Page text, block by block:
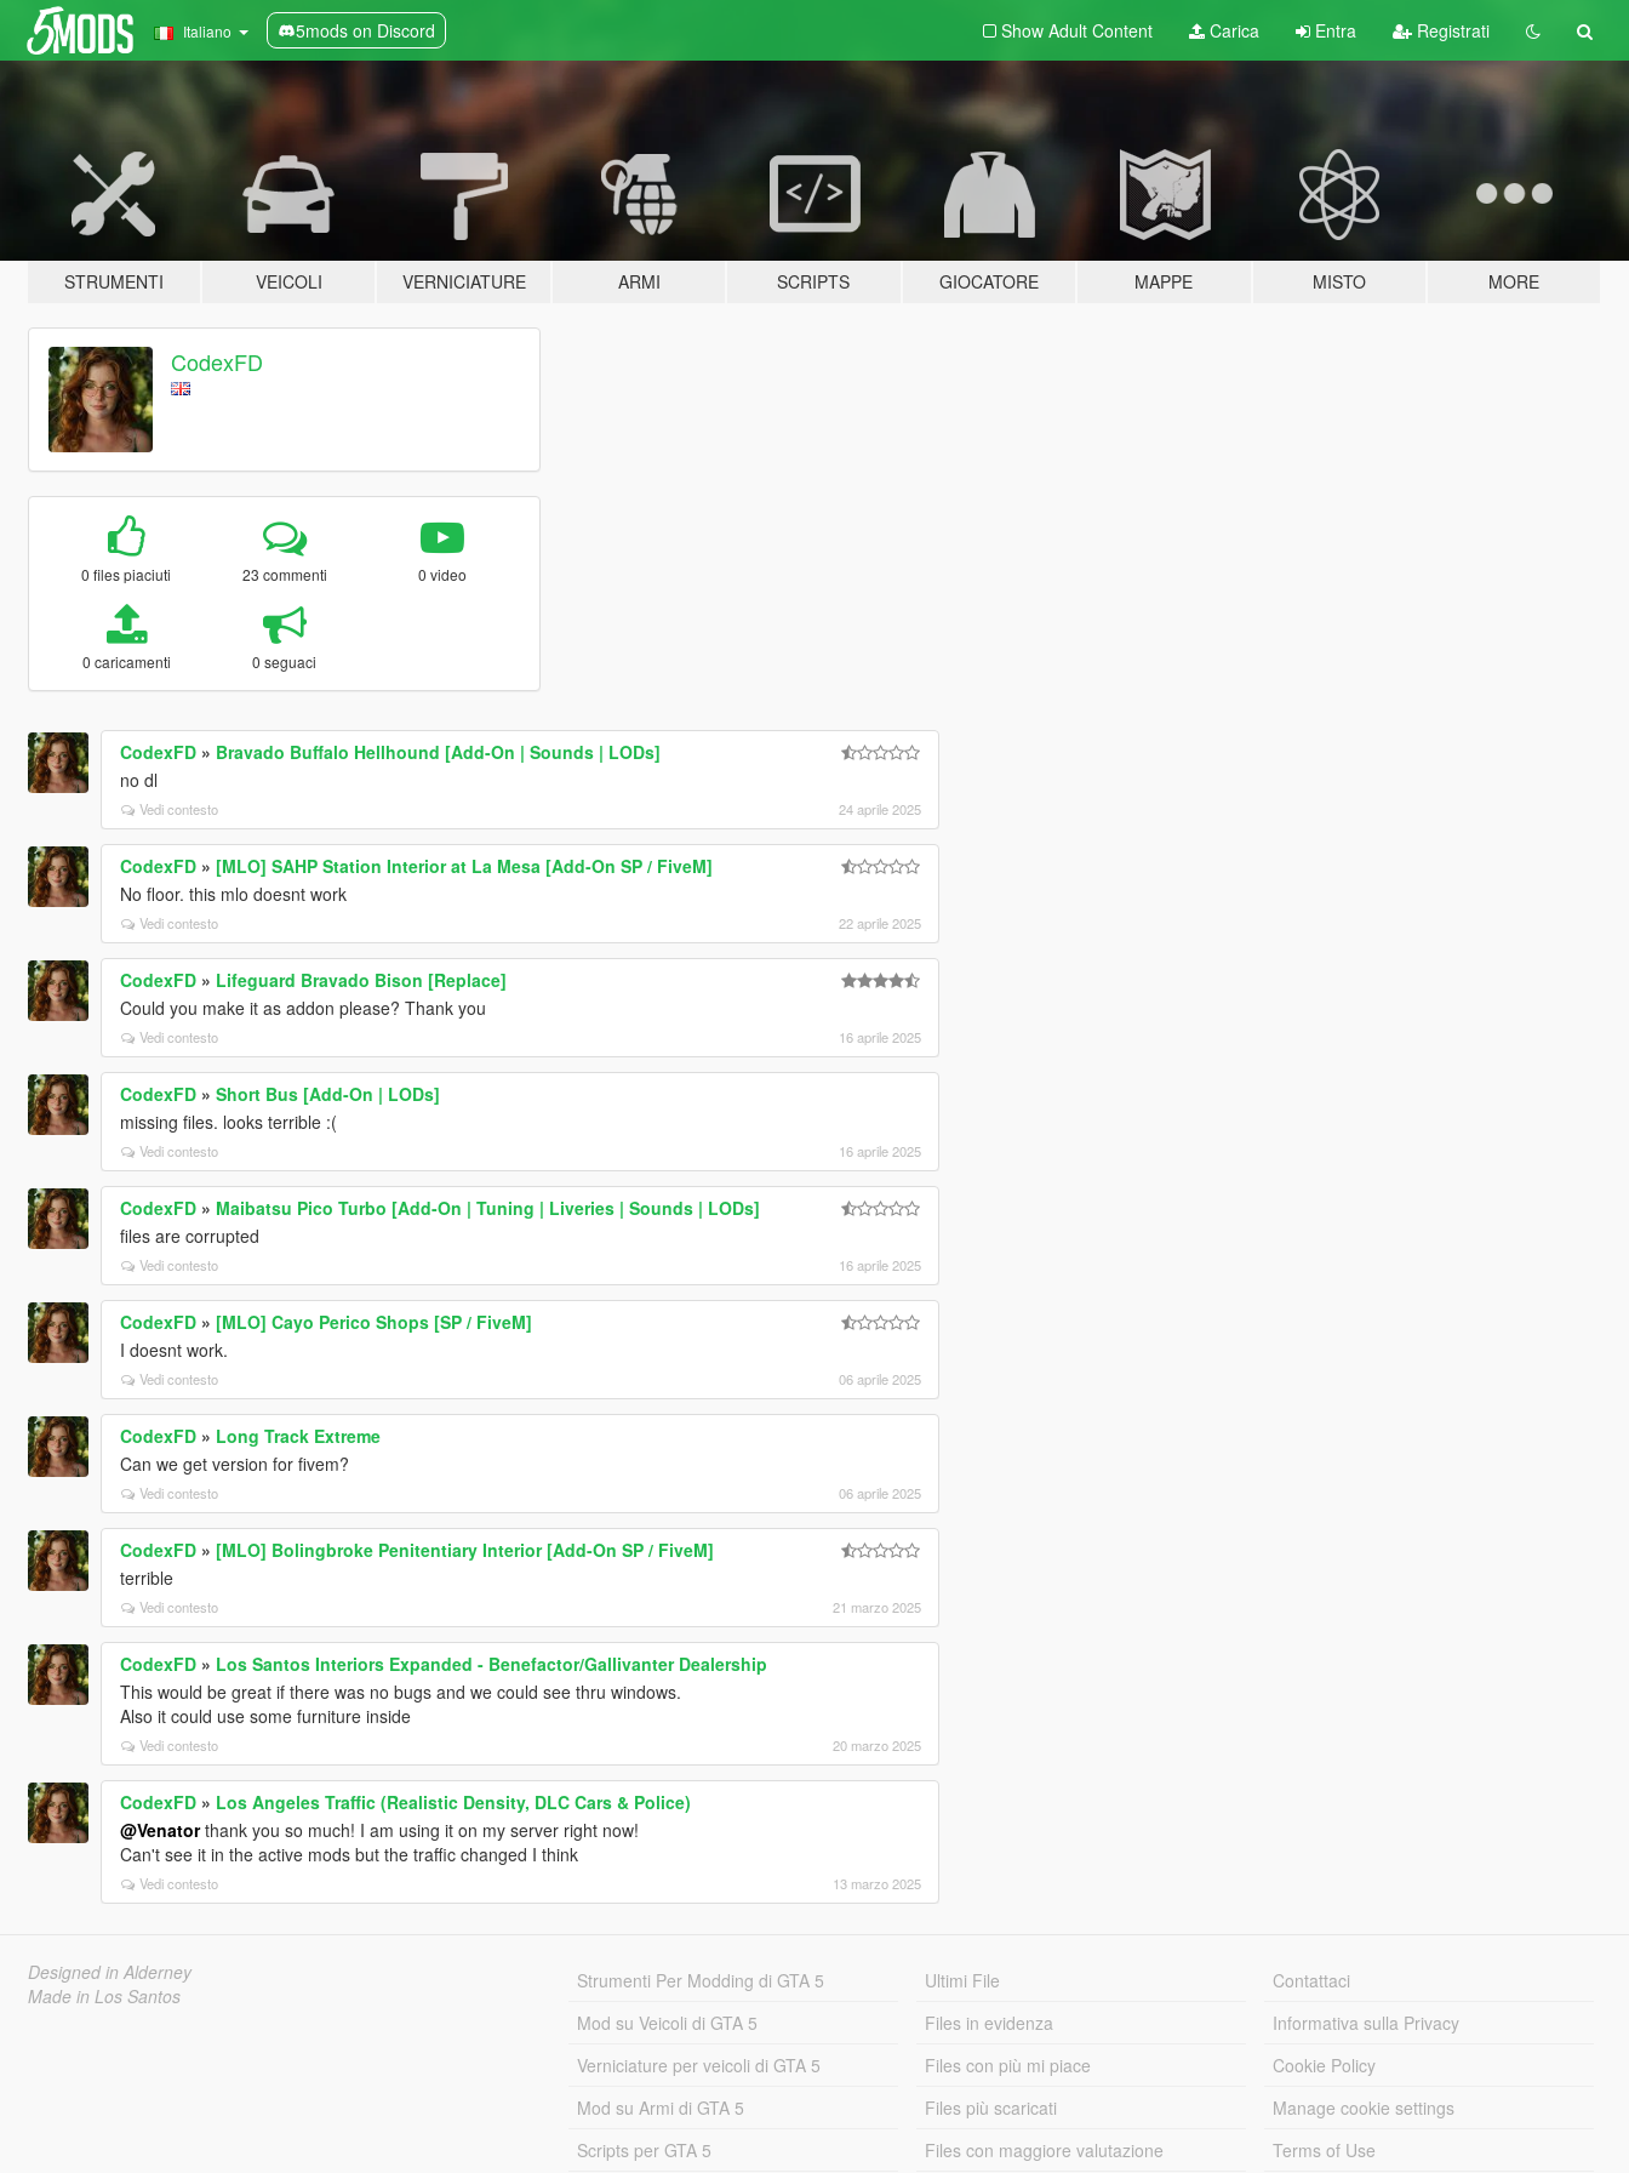
Italiano 5mods on Discord Show Adult Content Carica Entra Registrati
STRUMENTI VEICOLI VERNICIATURE ARMI SCRIPTS GIOCATORE MAPPE MISTO MORE
CodexFD
0 files piaciuti 23 commenti 0 video
0 caricamenti 0 seguaci
CodexFD» Bravado Buffalo Hellhound [Add-On | Sounds | LODs]
no dl
Vedi contesto 24 aprile 2025
CodexFD» [MLO] SAHP Station Interior at La Mesa [Add-On SP / FiveM]
No floor. this mlo doesnt work
Vedi contesto 22 aprile 2025
CodexFD» Lifeguard Bravado Bison [Replace]
Could you make it as addon please? Thank you
Vedi contesto 16 aprile 2025
CodexFD» Short Bus [Add-On | LODs]
missing files. looks terrible :(
Vedi contesto 16 aprile 2025
CodexFD» Maibatsu Pico Turbo [Add-On | Tuning | Liveries | Sounds | LODs]
files are corrupted
Vedi contesto 16 aprile 2025
CodexFD» [MLO] Cayo Perico Shops [SP / FiveM]
I doesnt work.
Vedi contesto 06 aprile 2025
CodexFD» Long Track Extreme
Can we get version for fivem?
Vedi contesto 06 aprile 2025
CodexFD» [MLO] Bolingbroke Penitentiary Interior [Add-On SP / FiveM]
terrible
Vedi contesto 21 marzo 2025
CodexFD» Los Santos Interiors Expanded - Benefactor/Gallivanter Dealership
This would be great if there was no bugs and we could see thru windows.
Also it could use some furniture inside
Vedi contesto 20 marzo 2025
CodexFD» Los Angeles Traffic (Realistic Density, DLC Cars & Police)
@Venatorthank you so much! I am using it on my server right now!
Can't see it in the active mods but the traffic changed I think
Vedi contesto 13 marzo 2025
Designed in Alderney
Made in Los Santos
Strumenti Per Modding di GTA 5
Mod su Veicoli di GTA 5
Verniciature per veicoli di GTA 5
Mod su Armi di GTA 5
Scripts per GTA 5
Ultimi File
Files in evidenza
Files con più mi piace
Files più scaricati
Files con maggiore valutazione
Contattaci
Informativa sulla Privacy
Cookie Policy
Manage cookie settings
Terms of Use